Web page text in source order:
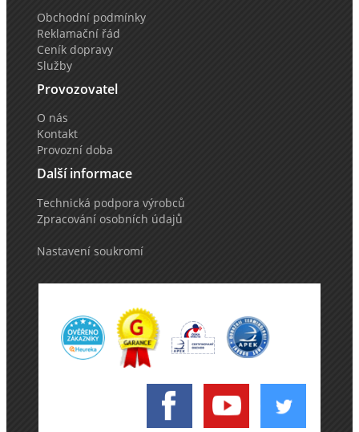
Obchodní podmínky
Reklamační řád
Ceník dopravy
Služby
Provozovatel
O nás
Kontakt
Provozní doba
Další informace
Technická podpora výrobců
Zpracování osobních údajů
Nastavení soukromí